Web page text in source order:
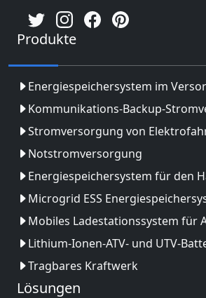
Produkte
Energiespeichersystem im
Kommunikations-Backup-
Stromversorgung von
Notstromversorgung
Energiespeichersystem für den
Microgrid ESS
Mobiles Ladestationssystem für
Lithium-Ionen-ATV- und UTV-
Tragbares Kraftwerk
Lösungen